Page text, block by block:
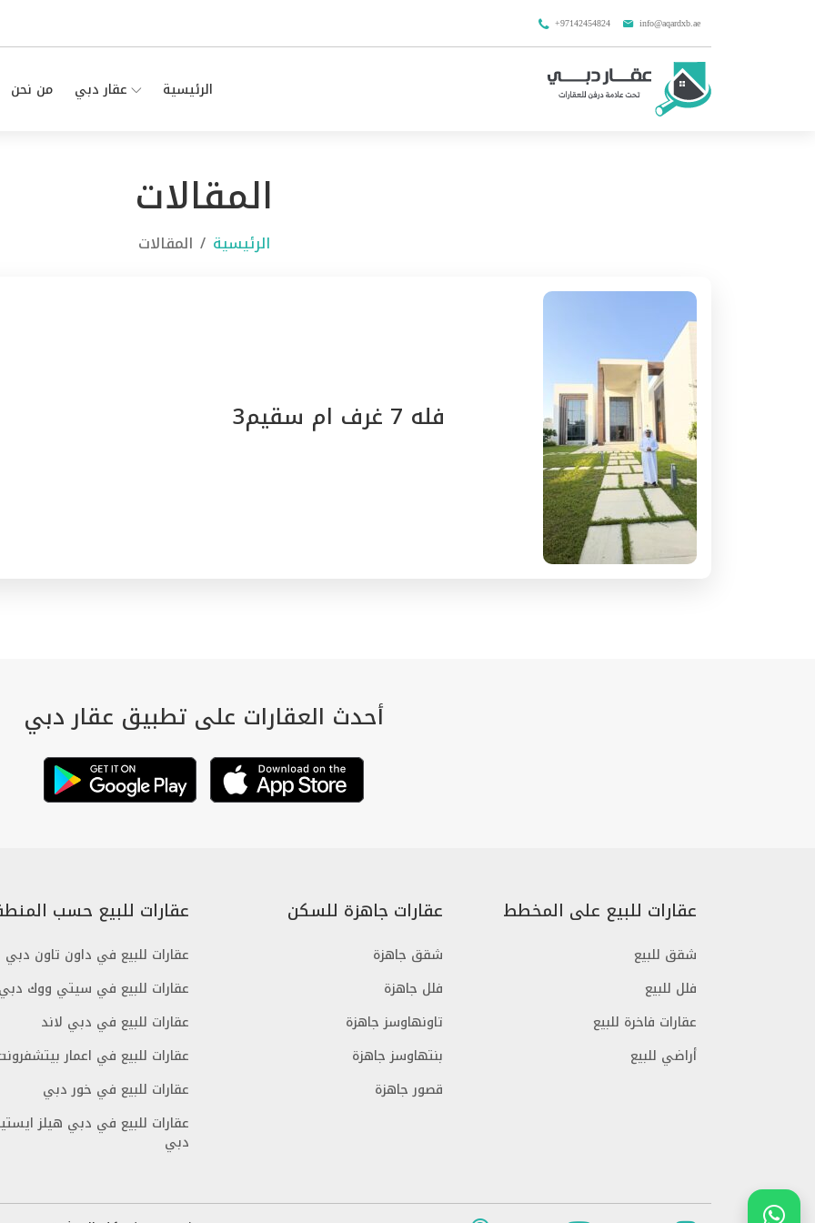
info@aqardxb.ae
+97142454824
الرئيسية عقار دبي من نحن
المقالات
الرئيسية المقالات
فله 7 غرف ام سقيم3
أحدث العقارات على تطبيق عقار دبي
عقارات للبيع على المخطط
شقق للبيع
فلل للبيع
عقارات فاخرة للبيع
أراضي للبيع
عقارات جاهزة للسكن
شقق جاهزة
فلل جاهزة
تاونهاوسز جاهزة
بنتهاوسز جاهزة
قصور جاهزة
عقارات للبيع حسب
عقارات للبيع في داون تاون دبي
عقارات للبيع في سيتي ووك دبي
عقارات للبيع في دبي لاند
عقارات للبيع في اعمار
عقارات للبيع في خور دبي
عقارات للبيع في دبي هيلز
دبي